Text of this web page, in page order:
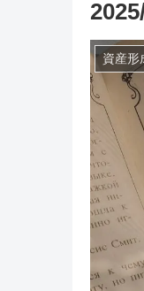
資産形